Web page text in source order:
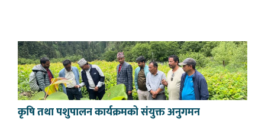
कृषि तथा पशुपालन कार्यक्रमको संयुक्त अनुगमन